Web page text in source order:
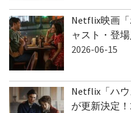
Netflix映画
ャスト・登
2026-06-15
Netflix「ハ
が更新決定